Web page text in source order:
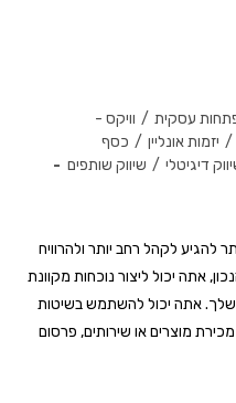
עסקית / וויקס -
/ יזמות אונליין / כסף
דיגיטלי / שיווק שותפים
להגיע לקהל רחב יותר ולהרוויח
אתה יכול ליצור נוכחות מקוונת
שלך. אתה יכול להשתמש בשיטות
מוצרים או שירותים, פרסום